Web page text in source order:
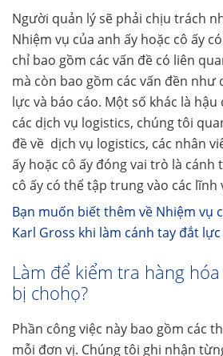
Người quản lý sẽ phải chịu trách
Nhiệm vụ của anh ấy hoặc cô ấy
chỉ bao gồm các vấn đề có liên
mà còn bao gồm các vấn đền như
lực và báo cáo. Một số khác là
các dịch vụ logistics, chúng tôi
đề về dịch vụ logistics, các nhân
ấy hoặc cô ấy đóng vai trò là cánh
cô ấy có thể tập trung vào các lĩnh
Bạn muốn biết thêm về Nhiệm vụ
Karl Gross khi làm cánh tay đắt lực
Làm để kiểm tra hàng
bị chohọ?
Phần công việc này bao gồm các
mỗi đơn vị. Chúng tôi ghi nhận